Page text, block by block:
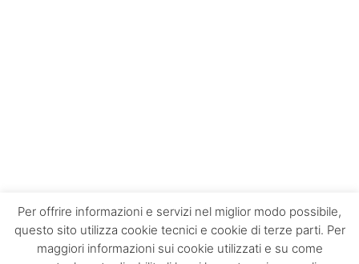
Contacts About us Privacy policy
Per offrire informazioni e servizi nel miglior modo possibile,
questo sito utilizza cookie tecnici e cookie di terze parti. Per
maggiori informazioni sui cookie utilizzati e su come